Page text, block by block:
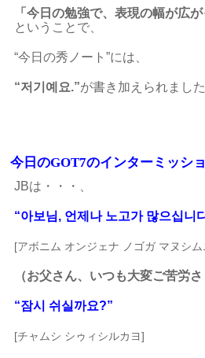
「今日の勉強で、表現の幅が広が
ということで、
“今日の秀ノート”には、
“저기예요.”が書き加えられました
今日のGOT7のインターミッシ
JBは・・・、
“아보님, 언제나 노고가 많으십니
[アボニム オンジェナ ノゴガ マヌシム
（お父さん、いつも大変ご苦労さ
“잠시 쉬실까요?”
[チャムシ シゥィシルカヨ]